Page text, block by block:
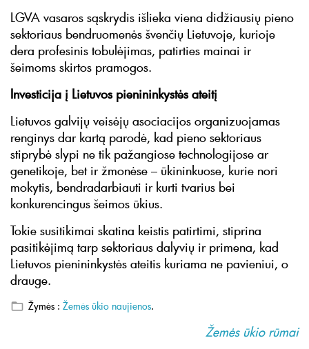
LGVA vasaros sąskrydis išlieka viena didžiausių pieno
sektoriaus bendruomenės švenčių Lietuvoje, kurioje
dera profesinis tobulėjimas, patirties mainai ir
šeimoms skirtos pramogos.
Investicija į Lietuvos pienininkystės ateitį
Lietuvos galvijų veisėjų asociacijos organizuojamas
renginys dar kartą parodė, kad pieno sektoriaus
stiprybė slypi ne tik pažangiose technologijose ar
genetikoje, bet ir žmonėse – ūkininkuose, kurie nori
mokytis, bendradarbiauti ir kurti tvarius bei
konkurencingus šeimos ūkius.
Tokie susitikimai skatina keistis patirtimi, stiprina
pasitikėjimą tarp sektoriaus dalyvių ir primena, kad
Lietuvos pienininkystės ateitis kuriama ne pavieniui, o
drauge.
Žymės : Žemės ūkio naujienos.
Žemės ūkio rūmai